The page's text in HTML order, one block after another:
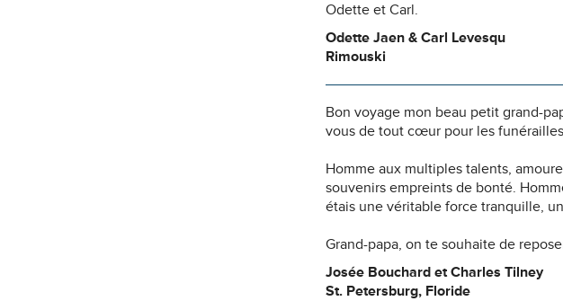
Odette et Carl.
Odette Jaen & Carl Levesqu
Rimouski
Bon voyage mon beau petit grand-
vous de tout cœur pour les
Homme aux multiples talents,
souvenirs empreints de bonté.
étais une véritable force tranquille,
Grand-papa, on te souhaite de
Josée Bouchard et Charles Tilney
St. Petersburg, Floride